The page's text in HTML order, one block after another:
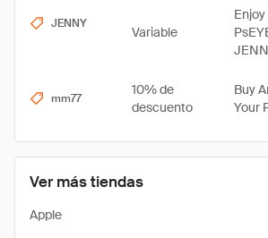
Ver más tiendas
Apple
JENNY
Variable
mm77
10% de
descuento
Buy
Your